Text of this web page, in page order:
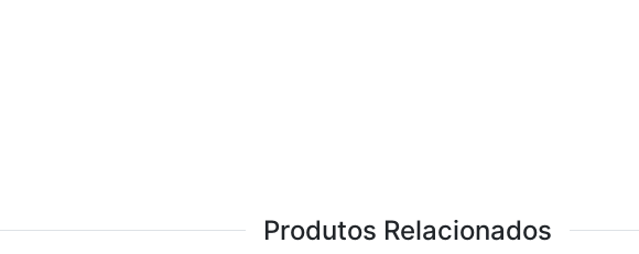
Produtos Relacionados